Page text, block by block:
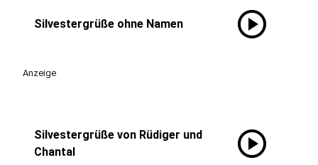
Silvestergrüße ohne Namen play_circle
Anzeige
Silvestergrüße von Rüdiger und
Chantal
play_circle